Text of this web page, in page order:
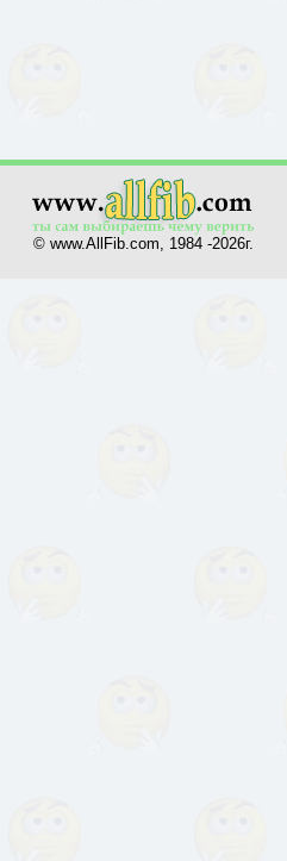
© www.AllFib.com, 1984 -2026г.